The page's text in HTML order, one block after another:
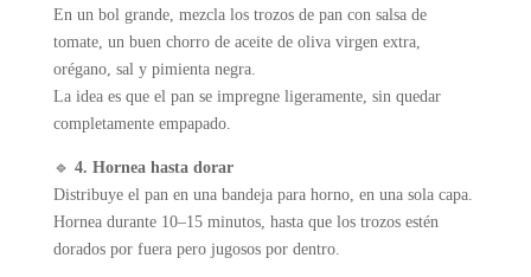
En un bol grande, mezcla los trozos de pan con salsa de
tomate, un buen chorro de aceite de oliva virgen extra,
orégano, sal y pimienta negra.
La idea es que el pan se impregne ligeramente, sin quedar
completamente empapado.
🔹 4. Hornea hasta dorar
Distribuye el pan en una bandeja para horno, en una sola capa.
Hornea durante 10–15 minutos, hasta que los trozos estén
dorados por fuera pero jugosos por dentro.